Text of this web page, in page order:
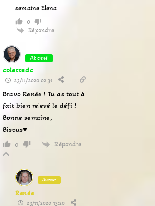
semaine Elena
0
Répondre
Abonné
colettedc
23/11/2020 02:31
Bravo Renée ! Tu as tout à
fait bien relevé le défi !
Bonne semaine,
Bisous♥
0 Répondre
Auteur
Renée
23/11/2020 13:20